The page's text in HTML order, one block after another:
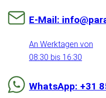
E-Mail:
An Werktagen von
08:30 bis 16:30
WhatsApp: +31